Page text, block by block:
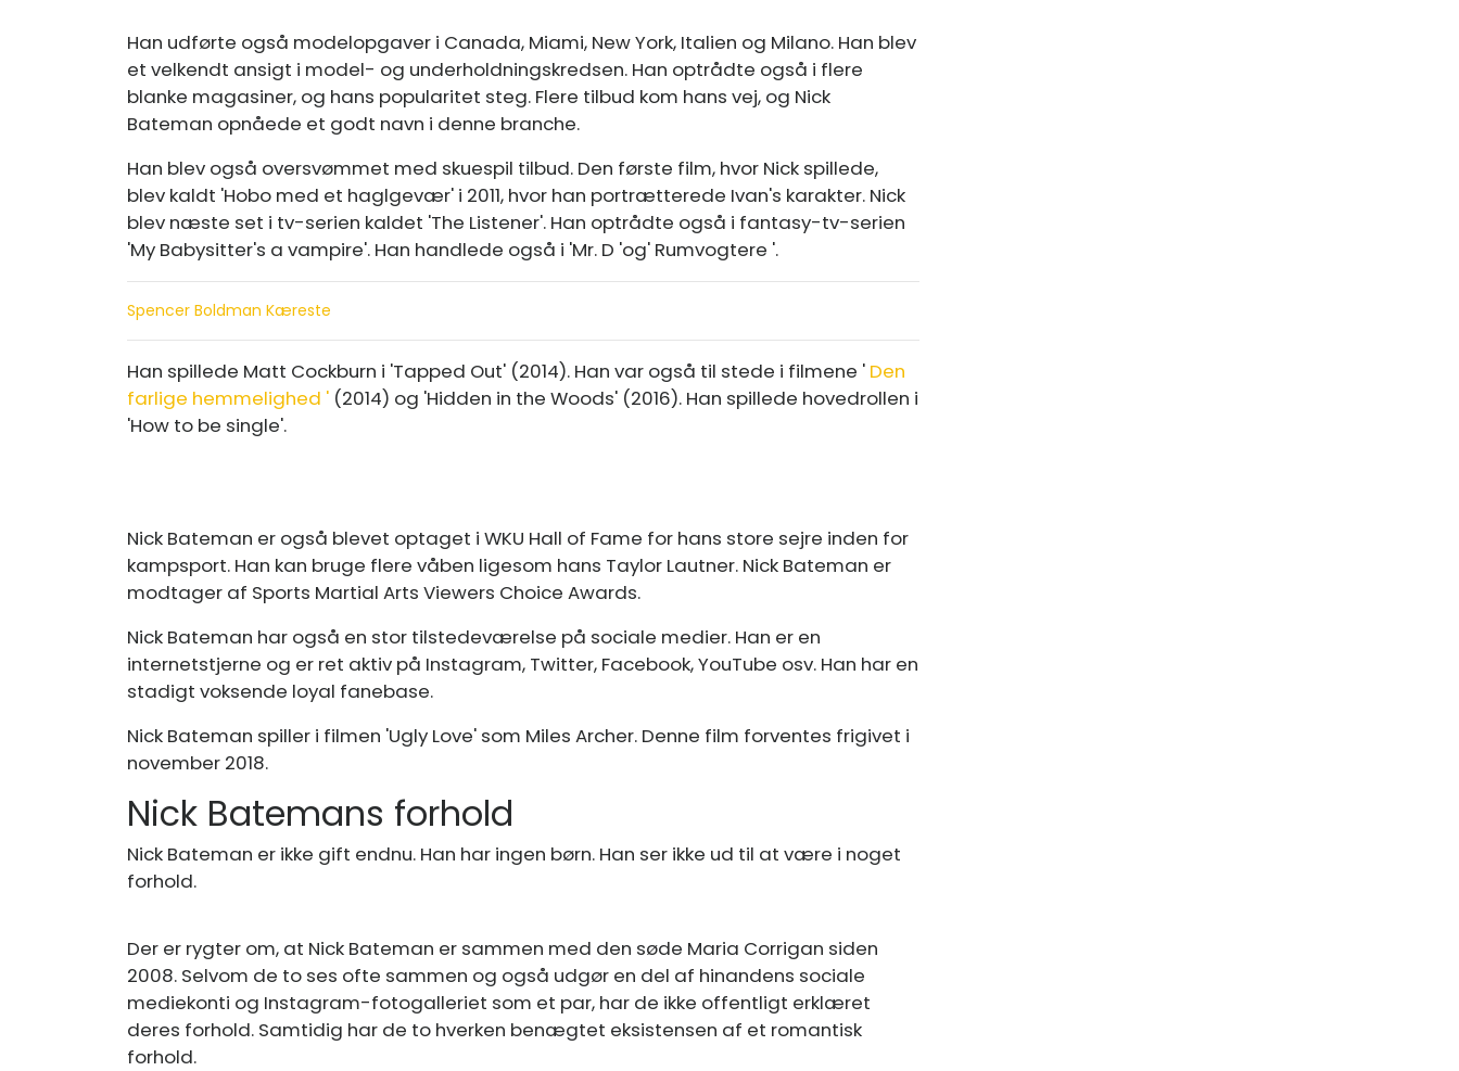
Han udførte også modelopgaver i Canada, Miami, New York, Italien og Milano. Han blev
et velkendt ansigt i model- og underholdningskredsen. Han optrådte også i flere
blanke magasiner, og hans popularitet steg. Flere tilbud kom hans vej, og Nick
Bateman opnåede et godt navn i denne branche.
Han blev også oversvømmet med skuespil tilbud. Den første film, hvor Nick spillede,
blev kaldt 'Hobo med et haglgevær' i 2011, hvor han portrætterede Ivan's karakter. Nick
blev næste set i tv-serien kaldet 'The Listener'. Han optrådte også i fantasy-tv-serien
'My Babysitter's a vampire'. Han handlede også i 'Mr. D 'og' Rumvogtere '.
Spencer Boldman Kæreste
Han spillede Matt Cockburn i 'Tapped Out' (2014). Han var også til stede i filmene ' Den
farlige hemmelighed ' (2014) og 'Hidden in the Woods' (2016). Han spillede hovedrollen i
'How to be single'.
Nick Bateman er også blevet optaget i WKU Hall of Fame for hans store sejre inden for
kampsport. Han kan bruge flere våben ligesom hans Taylor Lautner. Nick Bateman er
modtager af Sports Martial Arts Viewers Choice Awards.
Nick Bateman har også en stor tilstedeværelse på sociale medier. Han er en
internetstjerne og er ret aktiv på Instagram, Twitter, Facebook, YouTube osv. Han har en
stadigt voksende loyal fanebase.
Nick Bateman spiller i filmen 'Ugly Love' som Miles Archer. Denne film forventes frigivet i
november 2018.
Nick Batemans forhold
Nick Bateman er ikke gift endnu. Han har ingen børn. Han ser ikke ud til at være i noget
forhold.
Der er rygter om, at Nick Bateman er sammen med den søde Maria Corrigan siden
2008. Selvom de to ses ofte sammen og også udgør en del af hinandens sociale
mediekonti og Instagram-fotogalleriet som et par, har de ikke offentligt erklæret
deres forhold. Samtidig har de to hverken benægtet eksistensen af ​​et romantisk
forhold.